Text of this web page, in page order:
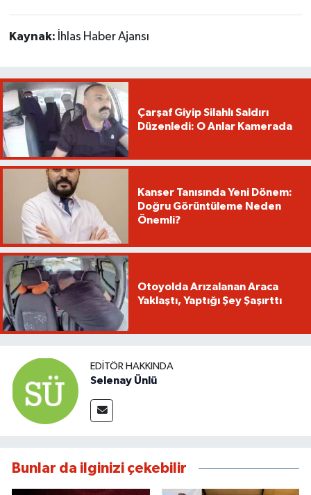
Kaynak: İhlas Haber Ajansı
Çarşaf Giyip Silahlı Saldırı
Düzenledi: O Anlar Kamerada
Kanser Tanısında Yeni Dönem:
Doğru Görüntüleme Neden
Önemli?
Otoyolda Arızalanan Araca
Yaklaştı, Yaptığı Şey Şaşırttı
EDITÖR HAKKINDA
Selenay Ünlü
Bunlar da ilginizi çekebilir